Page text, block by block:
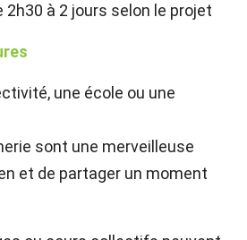
2h30 à 2 jours selon le projet
une école ou une
sont une merveilleuse
et de partager un moment